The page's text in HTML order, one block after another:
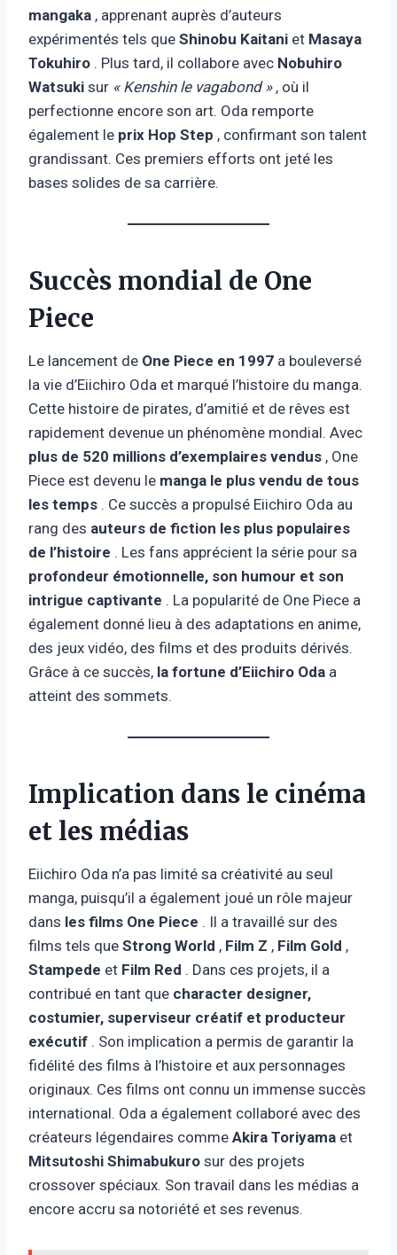
mangaka , apprenant auprès d’auteurs
expérimentés tels que Shinobu Kaitani et Masaya
Tokuhiro . Plus tard, il collabore avec Nobuhiro
Watsuki sur « Kenshin le vagabond », où il
perfectionne encore son art. Oda remporte
également le prix Hop Step , confirmant son talent
grandissant. Ces premiers efforts ont jeté les
bases solides de sa carrière.
Succès mondial de One
Piece
Le lancement de One Piece en 1997 a bouleversé
la vie d’Eiichiro Oda et marqué l’histoire du manga.
Cette histoire de pirates, d’amitié et de rêves est
rapidement devenue un phénomène mondial. Avec
plus de 520 millions d’exemplaires vendus , One
Piece est devenu le manga le plus vendu de tous
les temps . Ce succès a propulsé Eiichiro Oda au
rang des auteurs de fiction les plus populaires
de l’histoire . Les fans apprécient la série pour sa
profondeur émotionnelle, son humour et son
intrigue captivante . La popularité de One Piece a
également donné lieu à des adaptations en anime,
des jeux vidéo, des films et des produits dérivés.
Grâce à ce succès, la fortune d’Eiichiro Oda a
atteint des sommets.
Implication dans le cinéma
et les médias
Eiichiro Oda n’a pas limité sa créativité au seul
manga, puisqu’il a également joué un rôle majeur
dans les films One Piece . Il a travaillé sur des
films tels que Strong World , Film Z , Film Gold ,
Stampede et Film Red . Dans ces projets, il a
contribué en tant que character designer,
costumier, superviseur créatif et producteur
exécutif . Son implication a permis de garantir la
fidélité des films à l’histoire et aux personnages
originaux. Ces films ont connu un immense succès
international. Oda a également collaboré avec des
créateurs légendaires comme Akira Toriyama et
Mitsutoshi Shimabukuro sur des projets
crossover spéciaux. Son travail dans les médias a
encore accru sa notoriété et ses revenus.